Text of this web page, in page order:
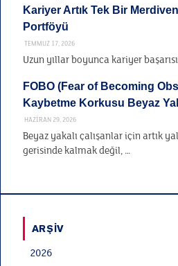
Kariyer Artık Tek Bir
Portföyü
TEMMUZ 17, 2026
Uzun yıllar boyunca kariyer
FOBO (Fear of Becoming
Kaybetme Korkusu Beyaz
HAZIRAN 29, 2026
Beyaz yakalı çalışanlar için artık
gerisinde kalmak değil, …
ARŞIV
2026